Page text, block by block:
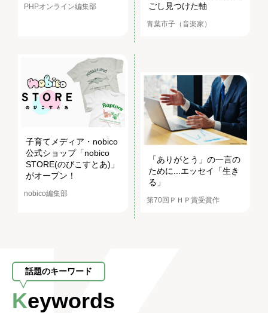
PHPオンライン編集部
ごし見つけた軸
青葉市子（音楽家）
子育てメディア・nobico
公式ショップ「nobico
STORE(のびこすとあ)」
がオープン！
nobico編集部
「ありがとう」の一言の
ために...エッセイ「生き
る」
第70回ＰＨＰ賞受賞作
話題のキーワード
Keywords